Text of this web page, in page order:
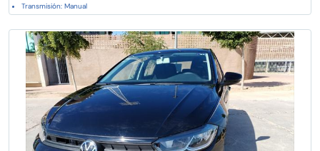
Transmisión: Manual